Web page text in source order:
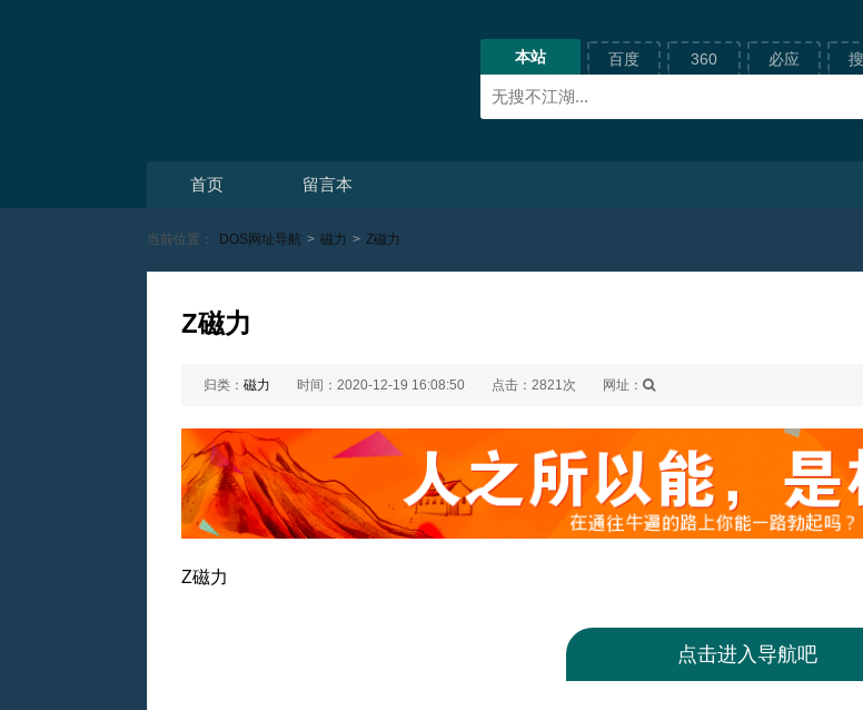
本站 百度 360 必应
首页 留言本
当前位置： DOS网址导航 > 磁力 > Z磁力
Z磁力
归类： 磁力 时间：2020-12-19 16:08:50 点击：2821次 网址：
Z磁力
点击进入导航吧